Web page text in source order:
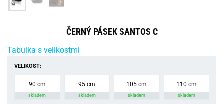
ČERNÝ PÁSEK SANTOS C
Tabulka s velikostmi
VELIKOST:
90 cm
skladem
95 cm
skladem
105 cm
skladem
110 cm
skladem